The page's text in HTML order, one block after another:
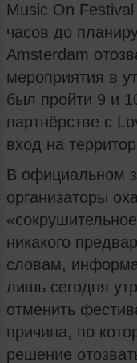
Music On
часов до
Amsterdam
мероприятия в
был пройти 9 и
партнёрстве с
вход на
В официальном
организаторы
никакого
словам,
лишь сегодня
отменить
причина, по
решение